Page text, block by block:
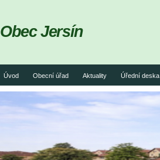
Úvod Obecní úřad Aktuality Úřední deska
Obec Jersín